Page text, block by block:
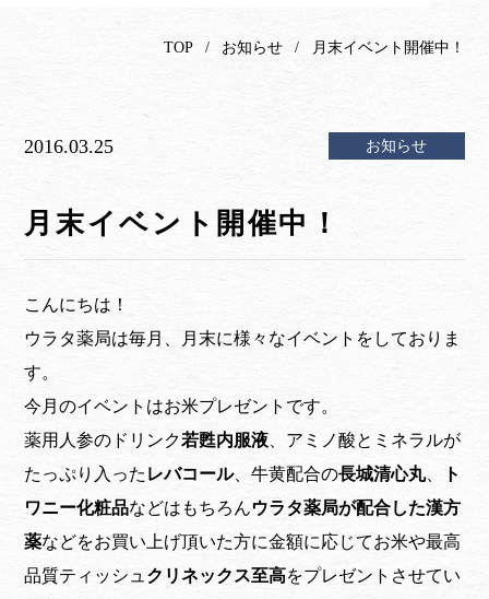
TOP お知らせ 月末イベント開催中！
2016.03.25 お知らせ
月末イベント開催中！
こんにちは！
ウラタ薬局は毎月、月末に様々なイベントをしておりま
す。
今月のイベントはお米プレゼントです。
薬用人参のドリンク若甦内服液 、アミノ酸とミネラルが
たっぷり入った レバコール、牛黄配合の長城清心丸、
ト
ワニー化粧品などはもちろんウラタ薬局が配合した漢方
薬などをお買い上げ頂いた方に金額に応じてお米や最高
品質ティッシュ クリネックス至高をプレゼントさせてい